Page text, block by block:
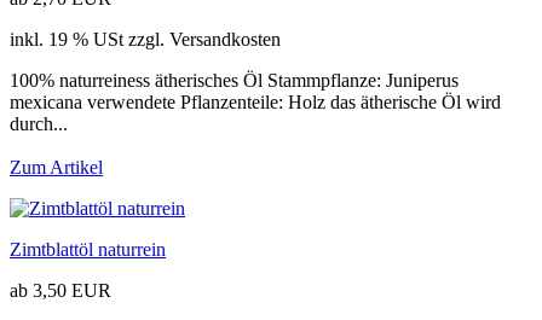
inkl. 19 % USt zzgl. Versandkosten
100% naturreiness ätherisches Öl Stammpflanze: Juniperus
mexicana verwendete Pflanzenteile: Holz das ätherische Öl wird
durch...
Zum Artikel
Zimtblattöl naturrein
ab 3,50 EUR